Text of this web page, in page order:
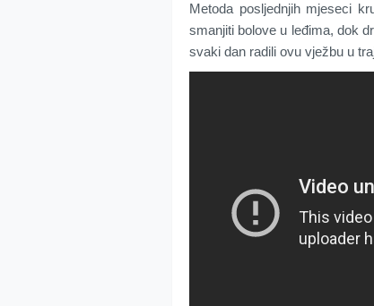
Metoda posljednjih mjeseci
smanjiti bolove u leđima, dok
svaki dan radili ovu vježbu u